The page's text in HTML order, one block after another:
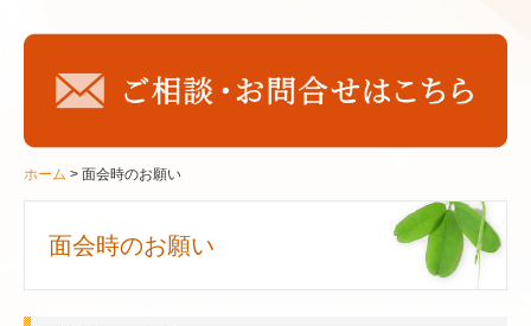
施設概要
サービスのご案内
職員の一日の流れ
情報開示
ホーム 面会時のお願い
面会時のお願い